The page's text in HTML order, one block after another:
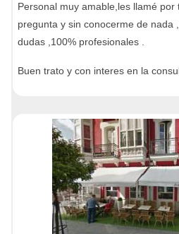
Personal muy amable,les llamé
pregunta y sin conocerme de nada
dudas ,100% profesionales .
Buen trato y con interes en la